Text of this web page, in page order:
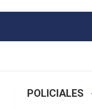
POLICIALES